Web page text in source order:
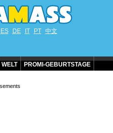
ES DE IT PT 中文
WELT PROMI-GEBURTSTAGE